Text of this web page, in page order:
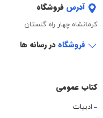
آدرس فروشگاه
کرمانشاه چهار راه گلستان
فروشگاه در رسانه ها
کتاب عمومی
ادبیات